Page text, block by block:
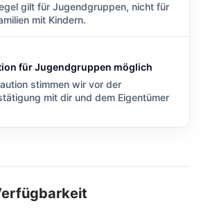
gilt für Jugendgruppen, nicht für
mit Kindern.
für Jugendgruppen möglich
stimmen wir vor der
mit dir und dem Eigentümer